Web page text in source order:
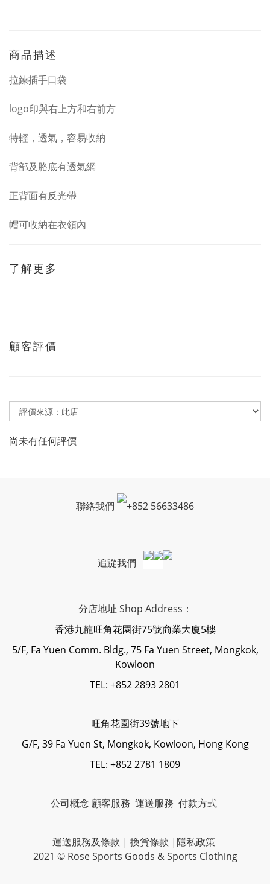
商品描述
拉鍊插手口袋
logo印與右上方和右前方
特輕，透氣，容易收納
背部及胳底有透氣網
正背面有反光帶
帽可收納在衣領內
了解更多
顧客評價
尚未有任何評價
聯絡我們 +852 56633486
追踨我們
分店地址 Shop Address：
香港九龍旺角花園街75號商業大廈5樓
5/F, Fa Yuen Comm. Bldg., 75 Fa Yuen Street, Mongkok,
Kowloon
TEL: +852 2893 2801
旺角花園街39號地下
G/F, 39 Fa Yuen St, Mongkok, Kowloon, Hong Kong
TEL: +852 2781 1809
公司概念 顧客服務 運送服務 付款方式
運送服務及條款 | 換貨條款 |隱私政策
2021 © Rose Sports Goods & Sports Clothing